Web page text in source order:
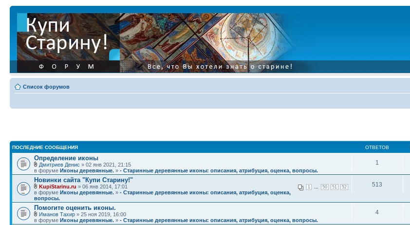
Список форумов
ПОСЛЕДНИЕ СООБЩЕНИЯ ОТВЕТОВ
Определение иконы
Дмитриев Денис » 02 янв 2021, 21:15
в форуме Иконы деревянные. » - Старинные деревянные иконы: описания, атрибуция, оценка, вопросы.
1
Новинки сайта "Купи Старину!"
1 50 51 52
KupiStarinu.ru » 06 янв 2014, 17:01
в форуме Иконы деревянные. » - Старинные деревянные иконы: описания, атрибуция, оценка,
вопросы.
513
Помогите оценить иконы.
Иманов Тахир » 25 ноя 2019, 16:00
в форуме Иконы деревянные. » - Старинные деревянные иконы: описания, атрибуция, оценка, вопросы.
4